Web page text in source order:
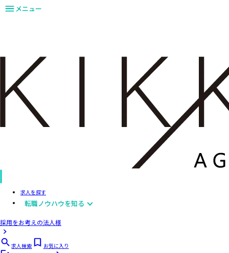
メニュー
求人を探す
転職ノウハウを知る
採用をお考えの法人様
求人検索
お気に入り